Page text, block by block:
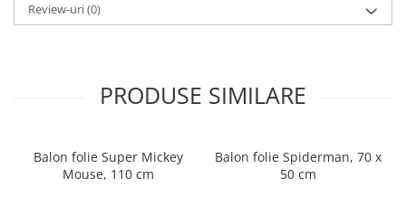
Review-uri(0)
PRODUSE SIMILARE
Balon folie Super Mickey
Mouse, 110 cm
Balon folie Spiderman, 70 x
50 cm